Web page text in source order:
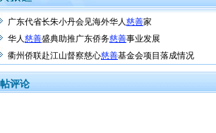
广东代省长朱小丹会见海外华人慈善家
华人慈善盛典助推广东侨务慈善事业发展
衢州侨联赴江山督察慈心慈善基金会项目落成情况
评论